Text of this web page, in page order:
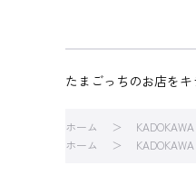
たまごっちのお店を
ホーム
ホーム